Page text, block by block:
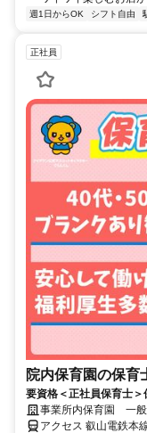
週1日からOK シフト自由
正社員
院内保育園の保育
要資格＜正社員保育士
きるお仕事です◎育休・
事業所内保育園 一般
スト病院ぶどうの実保
アクセス 叡山電鉄本